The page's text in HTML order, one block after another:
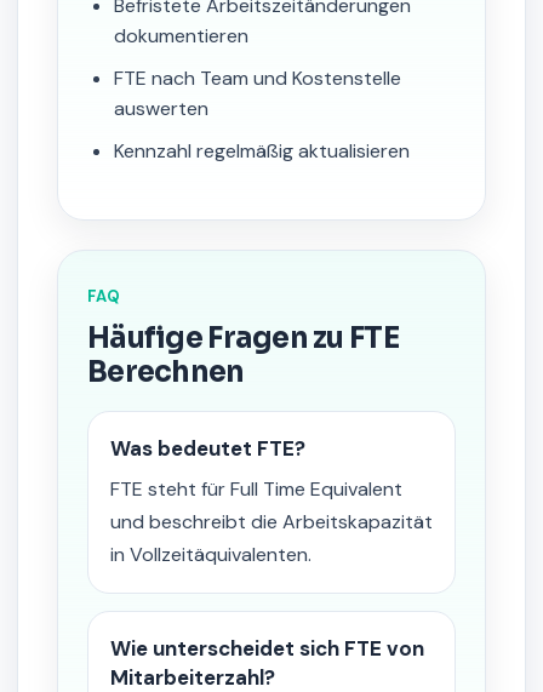
Befristete Arbeitszeitänderungen
dokumentieren
FTE nach Team und Kostenstelle
auswerten
Kennzahl regelmäßig aktualisieren
FAQ
Häufige Fragen zu FTE
Berechnen
Was bedeutet FTE?
FTE steht für Full Time Equivalent
und beschreibt die Arbeitskapazität
in Vollzeitäquivalenten.
Wie unterscheidet sich FTE von
Mitarbeiterzahl?